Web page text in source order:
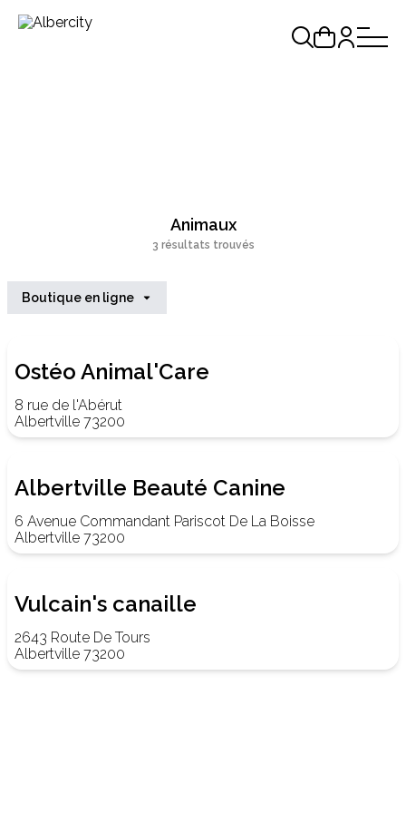
Animaux
3 résultats trouvés
Boutique en ligne
Ostéo Animal'Care
8 rue de l'Abérut
Albertville 73200
Albertville Beauté Canine
6 Avenue Commandant Pariscot De La Boisse
Albertville 73200
Vulcain's canaille
2643 Route De Tours
Albertville 73200